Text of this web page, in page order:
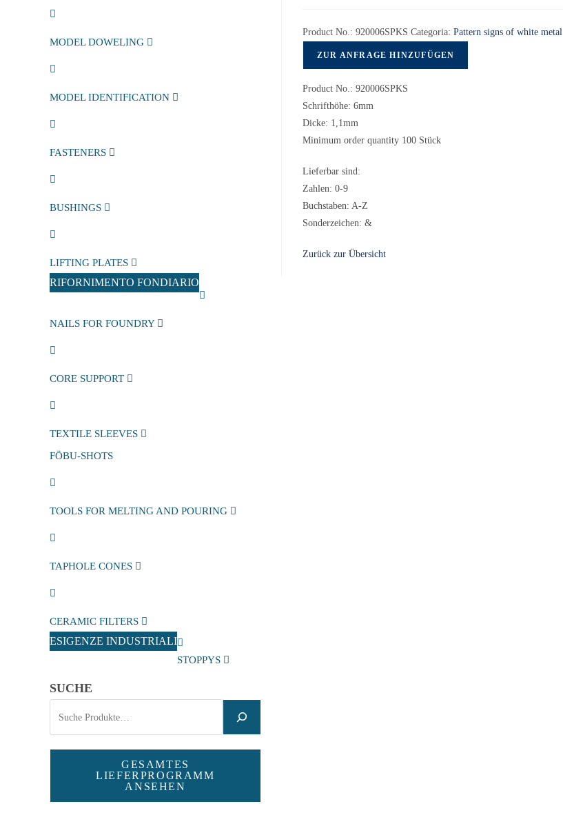
Product No.: 920006SPKS Categoria: Pattern signs of white metal
ZUR ANFRAGE HINZUFÜGEN
Product No.: 920006SPKS
Schrifthöhe: 6mm
Dicke: 1,1mm
Minimum order quantity 100 Stück
Lieferbar sind:
Zahlen: 0-9
Buchstaben: A-Z
Sonderzeichen: &
Zurück zur Übersicht
MODEL DOWELING
MODEL IDENTIFICATION
FASTENERS
BUSHINGS
LIFTING PLATES
RIFORNIMENTO FONDIARIO
NAILS FOR FOUNDRY
CORE SUPPORT
TEXTILE SLEEVES
FÖBU-SHOTS
TOOLS FOR MELTING AND POURING
TAPHOLE CONES
CERAMIC FILTERS
ESIGENZE INDUSTRIALI
STOPPYS
SUCHE
GESAMTES
LIEFERPROGRAMM
ANSEHEN